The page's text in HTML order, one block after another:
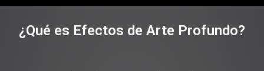
¿Qué es Efectos de Arte Profundo?